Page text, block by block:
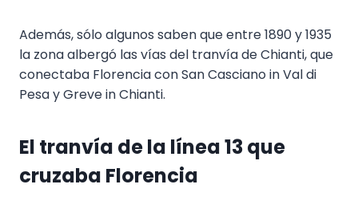
Además, sólo algunos saben que entre 1890 y 1935
la zona albergó las vías del tranvía de Chianti, que
conectaba Florencia con San Casciano in Val di
Pesa y Greve in Chianti.
El tranvía de la línea 13 que
cruzaba Florencia